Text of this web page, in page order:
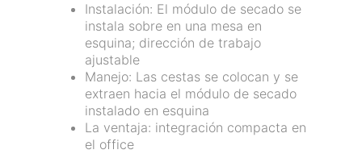
Instalación: El módulo de secado se
instala sobre en una mesa en
esquina; dirección de trabajo
ajustable
Manejo: Las cestas se colocan y se
extraen hacia el módulo de secado
instalado en esquina
La ventaja: integración compacta en
el office